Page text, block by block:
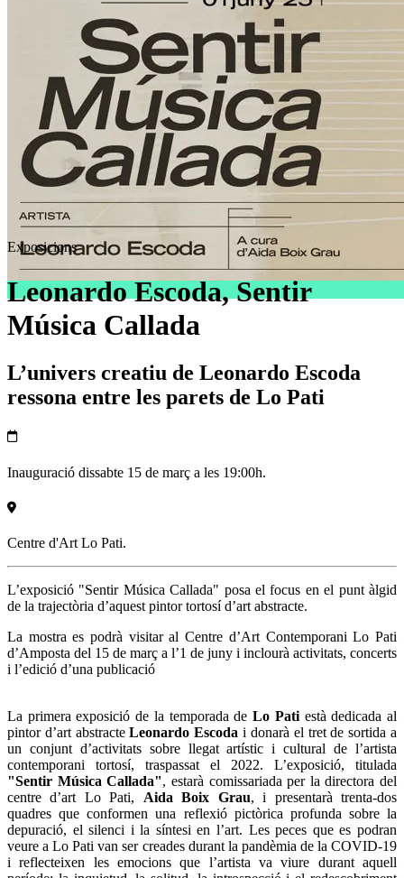
Exposicions
Leonardo Escoda, Sentir
Música Callada
L’univers creatiu de Leonardo Escoda
ressona entre les parets de Lo Pati
Inauguració dissabte 15 de març a les 19:00h.
Centre d'Art Lo Pati.
L’exposició "Sentir Música Callada" posa el focus en el punt àlgid
de la trajectòria d’aquest pintor tortosí d’art abstracte.
La mostra es podrà visitar al Centre d’Art Contemporani Lo Pati
d’Amposta del 15 de març a l’1 de juny i inclourà activitats, concerts
i l’edició d’una publicació
La primera exposició de la temporada deLo Patiestà dedicada al
pintor d’art abstracteLeonardo Escoda i donarà el tret de sortida a
un conjunt d’activitats sobre llegat artístic i cultural de l’artista
contemporani tortosí, traspassat el 2022. L’exposició, titulada
"Sentir Música Callada", estarà comissariada per la directora del
centre d’art Lo Pati, Aida Boix Grau, i presentarà trenta-dos
quadres que conformen una reflexió pictòrica profunda sobre la
depuració, el silenci i la síntesi en l’art. Les peces que es podran
veure a Lo Pati van ser creades durant la pandèmia de la COVID-19
i reflecteixen les emocions que l’artista va viure durant aquell